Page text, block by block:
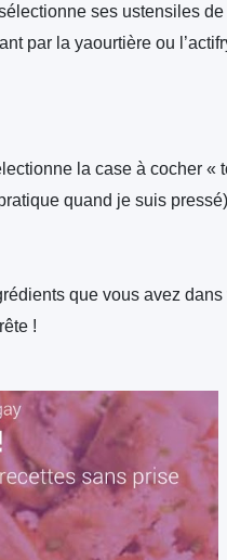
ses ustensiles
par la yaourtière ou
la case à cocher «
quand je suis
que vous avez dans
!